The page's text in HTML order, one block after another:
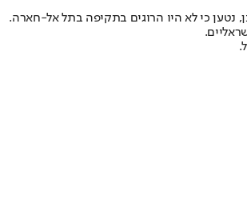
כי לא היו הרוגים בתקיפה בתל אל-חארה.